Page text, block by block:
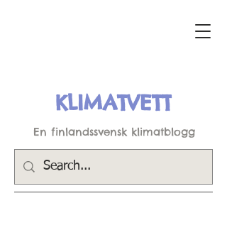
KLIMATVETT
En finlandssvensk klimatblogg